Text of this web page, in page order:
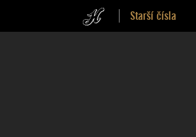
Starší čísla